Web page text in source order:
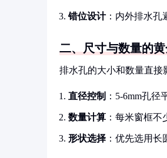
错位设计：内外排水孔
二、尺寸与数量的黄
排水孔的大小和数量直接
直径控制 ：5-6mm孔
数量计算 ：每米窗框
形状选择 ：优先选用